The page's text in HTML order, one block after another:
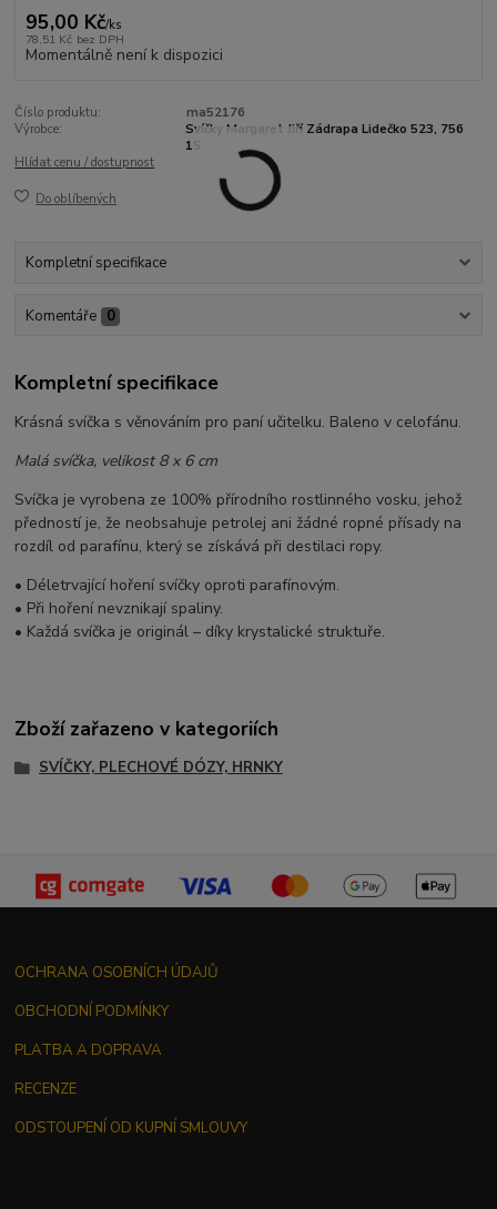
95,00 Kč/ks
78,51 Kč bez DPH
Momentálně není k dispozici
Číslo produktu:
ma52176
Výrobce:
Svíčky Margaret Jiří Zádrapa Lidečko 523, 756
15
Hlídat cenu / dostupnost
Do oblíbených
Kompletní specifikace
Komentáře 0
Kompletní specifikace
Krásná svíčka s věnováním pro paní učitelku. Baleno v celofánu.
Malá svíčka, velikost 8 x 6 cm
Svíčka je vyrobena ze 100% přírodního rostlinného vosku, jehož
předností je, že neobsahuje petrolej ani žádné ropné přísady na
rozdíl od parafínu, který se získává při destilaci ropy.
• Déletrvající hoření svíčky oproti parafínovým.
• Při hoření nevznikají spaliny.
• Každá svíčka je originál – díky krystalické struktuře.
Zboží zařazeno v kategoriích
SVÍČKY, PLECHOVÉ DÓZY, HRNKY
OCHRANA OSOBNÍCH ÚDAJŮ
OBCHODNÍ PODMÍNKY
PLATBA A DOPRAVA
RECENZE
ODSTOUPENÍ OD KUPNÍ SMLOUVY